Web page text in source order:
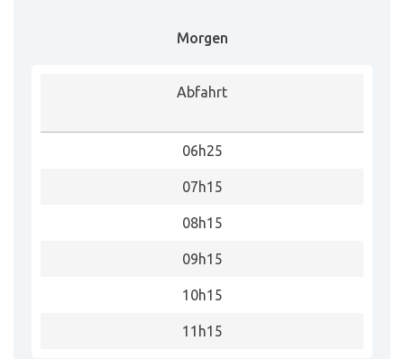
Morgen
Abfahrt
06h25
07h15
08h15
09h15
10h15
11h15